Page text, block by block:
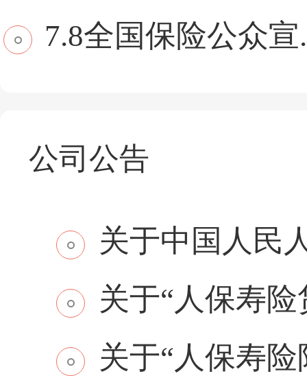
7.8全国保险公众宣
公司公告
关于中国人民
关于“人保寿
关于“人保寿